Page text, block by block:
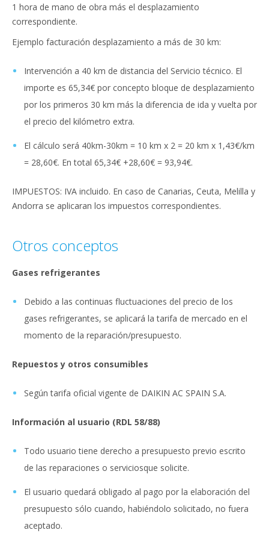
1 hora de mano de obra más el desplazamiento
correspondiente.
Ejemplo facturación desplazamiento a más de 30 km:
Intervención a 40 km de distancia del Servicio técnico. El
importe es 65,34€ por concepto bloque de desplazamiento
por los primeros 30 km más la diferencia de ida y vuelta por
el precio del kilómetro extra.
El cálculo será 40km-30km = 10 km x 2 = 20 km x 1,43€/km
= 28,60€. En total 65,34€ +28,60€ = 93,94€.
IMPUESTOS: IVA incluido. En caso de Canarias, Ceuta, Melilla y
Andorra se aplicaran los impuestos correspondientes.
Otros conceptos
Gases refrigerantes
Debido a las continuas fluctuaciones del precio de los
gases refrigerantes, se aplicará la tarifa de mercado en el
momento de la reparación/presupuesto.
Repuestos y otros consumibles
Según tarifa oficial vigente de DAIKIN AC SPAIN S.A.
Información al usuario (RDL 58/88)
Todo usuario tiene derecho a presupuesto previo escrito
de las reparaciones o serviciosque solicite.
El usuario quedará obligado al pago por la elaboración del
presupuesto sólo cuando, habiéndolo solicitado, no fuera
aceptado.